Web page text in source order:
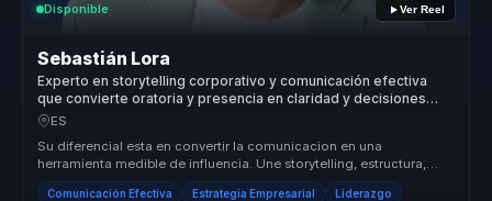
Disponible Ver Reel
Sebastián Lora
Experto en storytelling corporativo y comunicación efectiva
que convierte oratoria y presencia en claridad y decisiones
para líderes y equipos.
ES
Su diferencial esta en convertir la comunicacion en una
herramienta medible de influencia. Une storytelling, estructura,
presencia y pers...
Comunicación Efectiva Estrategia Empresarial Liderazgo